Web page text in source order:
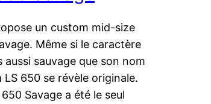
un custom mid-size
Même si le caractère
aussi sauvage que son nom
LS 650 se révèle originale.
Savage a été le seul